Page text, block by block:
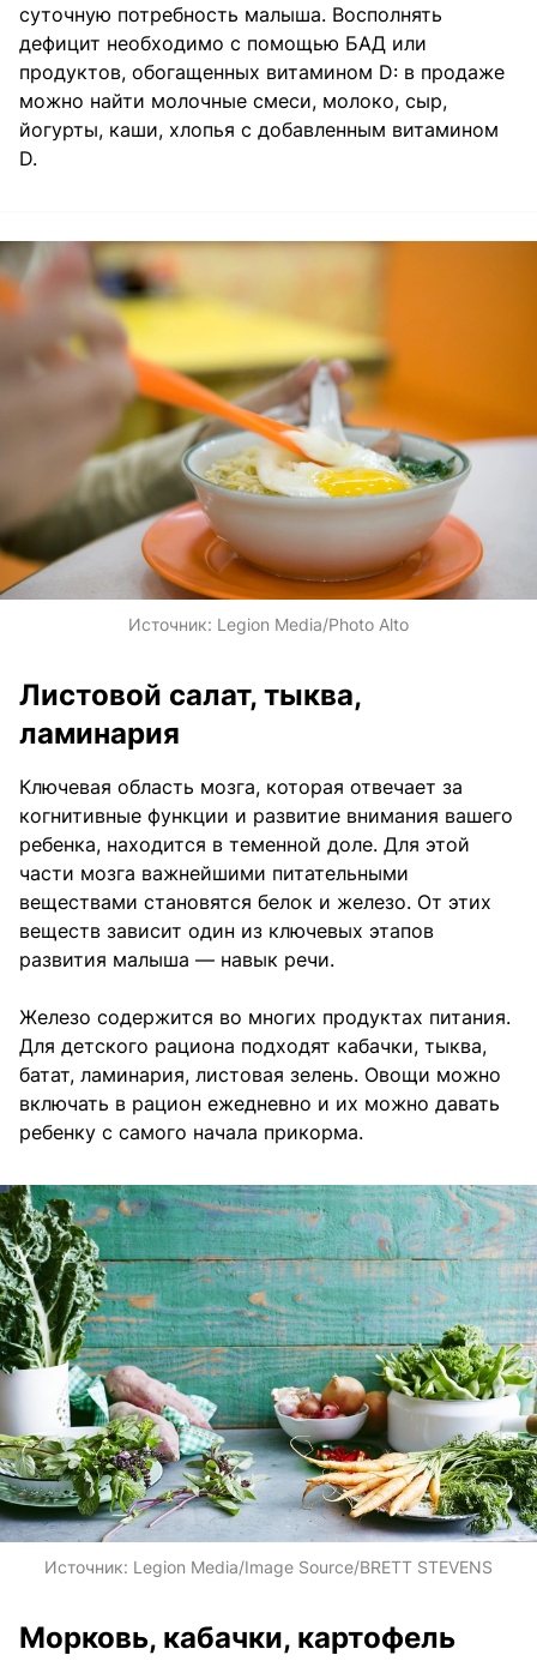
суточную потребность малыша. Восполнять
дефицит необходимо с помощью БАД или
продуктов, обогащенных витамином D: в продаже
можно найти молочные смеси, молоко, сыр,
йогурты, каши, хлопья с добавленным витамином
D.
Источник: Legion Media/Photo Alto
Листовой салат, тыква,
ламинария
Ключевая область мозга, которая отвечает за
когнитивные функции и развитие внимания вашего
ребенка, находится в теменной доле. Для этой
части мозга важнейшими питательными
веществами становятся белок и железо. От этих
веществ зависит один из ключевых этапов
развития малыша — навык речи.
Железо содержится во многих продуктах питания.
Для детского рациона подходят кабачки, тыква,
батат, ламинария, листовая зелень. Овощи можно
включать в рацион ежедневно и их можно давать
ребенку с самого начала прикорма.
Источник: Legion Media/Image Source/BRETT STEVENS
Морковь, кабачки, картофель